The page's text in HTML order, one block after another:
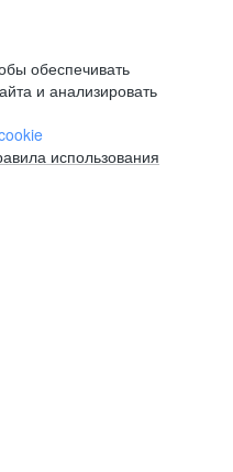
обеспечивать
и анализировать
использования